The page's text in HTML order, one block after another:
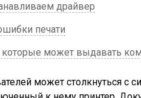
драйвер
печати
может выдавать
может столкнуться с